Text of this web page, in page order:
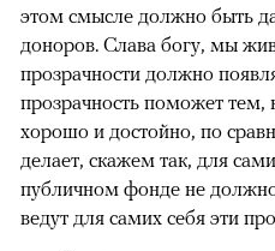
этом смысле должно быть
доноров. Слава богу, мы
прозрачности должно
прозрачность поможет тем,
хорошо и достойно, по
делает, скажем так, для
публичном фонде не
ведут для самих себя эти